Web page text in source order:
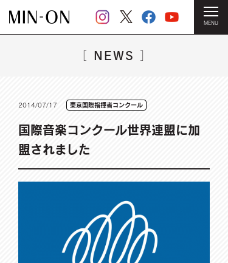
MENU
［ NEWS ］
2014/07/17 東京国際指揮者コンクール
国際音楽コンクール世界連盟に加
盟されました